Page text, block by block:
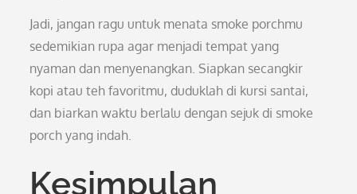
Jadi, jangan ragu untuk menata smoke porchmu
sedemikian rupa agar menjadi tempat yang
nyaman dan menyenangkan. Siapkan secangkir
kopi atau teh favoritmu, duduklah di kursi santai,
dan biarkan waktu berlalu dengan sejuk di smoke
porch yang indah.
Kesimpulan